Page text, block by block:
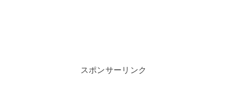
スポンサーリンク